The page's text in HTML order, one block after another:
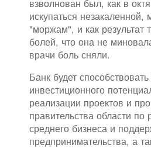
взволнован был, как в
искупаться
"моржам", и как результат
болей, что она не
врачи боль сняли.
Банк будет
инвестиционного
реализации проектов и
правительства области
среднего бизнеса и
предпринимательства, а